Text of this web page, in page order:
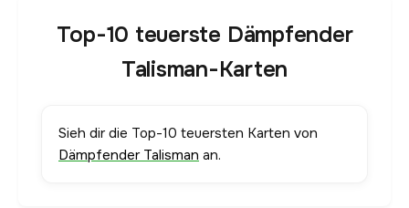
Top-10 teuerste Dämpfender
Talisman-Karten
Sieh dir die Top-10 teuersten Karten von
Dämpfender Talisman an.